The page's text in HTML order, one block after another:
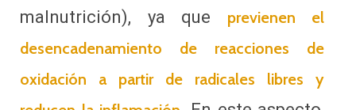
malnutrición), ya que previenen el
desencadenamiento de reacciones de
oxidación a partir de radicales libres y